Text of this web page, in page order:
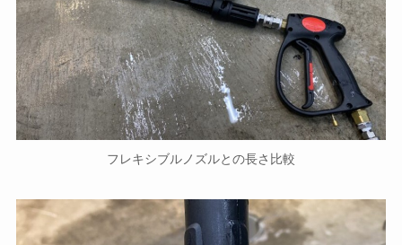
フレキシブルノズルとの長さ比較